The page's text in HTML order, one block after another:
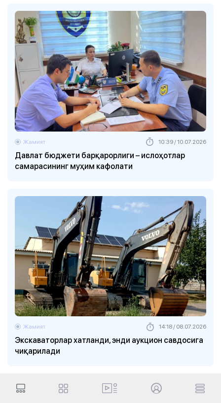
Давлат бюджети барқарорлиги – ислоҳотлар
самарасининг муҳим кафолати
Жамият 10:39 / 10.07.2026
Экскаваторлар хатланди, энди аукцион савдосига
чиқарилади
Жамият 14:18 / 08.07.2026